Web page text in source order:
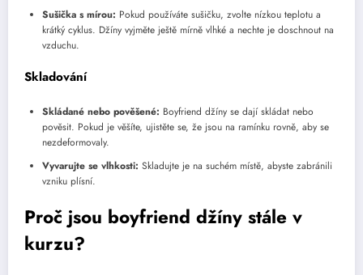
Sušička s mírou: Pokud používáte sušičku, zvolte nízkou teplotu a
krátký cyklus. Džíny vyjměte ještě mírně vlhké a nechte je doschnout na
vzduchu.
Skladování
Skládané nebo pověšené: Boyfriend džíny se dají skládat nebo
pověsit. Pokud je věšíte, ujistěte se, že jsou na ramínku rovně, aby se
nezdeformovaly.
Vyvarujte se vlhkosti: Skladujte je na suchém místě, abyste zabránili
vzniku plísní.
Proč jsou boyfriend džíny stále v
kurzu?